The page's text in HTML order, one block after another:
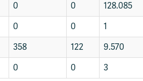
0 0 128.085
0 0 1
358 122 9.570
0 0 3